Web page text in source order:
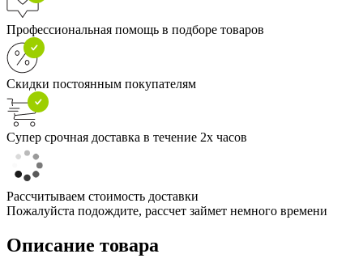
Профессиональная помощь в подборе товаров
Скидки постоянным покупателям
Супер срочная доставка в течение 2х часов
Рассчитываем стоимость доставки
Пожалуйста подождите, рассчет займет немного времени
Описание товара